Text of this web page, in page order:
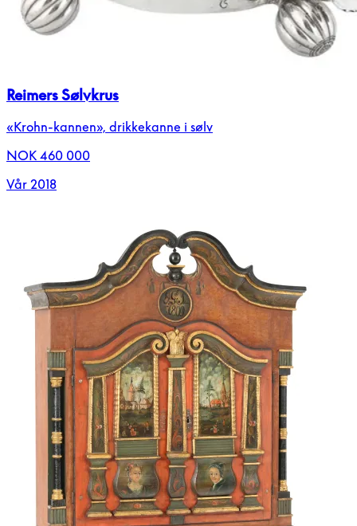
Reimers Sølvkrus
«Krohn-kannen», drikkekanne i sølv
NOK 460 000
Vår 2018